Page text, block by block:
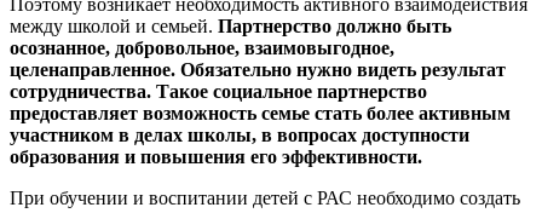
между школой и семьей. Партнерство должно быть
осознанное, добровольное, взаимовыгодное,
целенаправленное. Обязательно нужно видеть результат
сотрудничества. Такое социальное партнерство
предоставляет возможность семье стать более активным
участником в делах школы, в вопросах доступности
образования и повышения его эффективности.
При обучении и воспитании детей с РАС необходимо создать